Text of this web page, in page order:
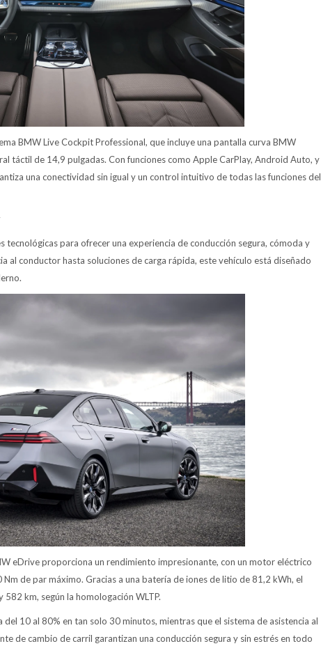
BMW Live Cockpit Professional, que incluye una pantalla curva BMW
táctil de 14,9 pulgadas. Con funciones como Apple CarPlay, Android Auto, y
una conectividad sin igual y un control intuitivo de todas las funciones del
tecnológicas para ofrecer una experiencia de conducción segura, cómoda y
al conductor hasta soluciones de carga rápida, este vehículo está diseñado
eDrive proporciona un rendimiento impresionante, con un motor eléctrico
de par máximo. Gracias a una batería de iones de litio de 81,2 kWh, el
km, según la homologación WLTP.
10 al 80% en tan solo 30 minutos, mientras que el sistema de asistencia al
de cambio de carril garantizan una conducción segura y sin estrés en todo